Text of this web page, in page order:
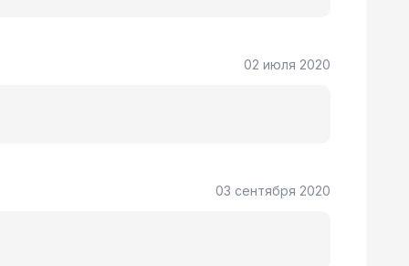
02 июля 2020
03 сентября 2020